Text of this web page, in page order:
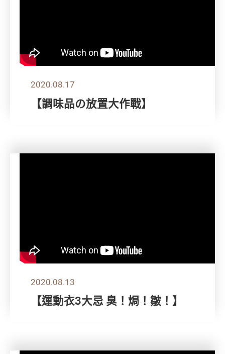
2020.08.17
【調味品の放置大作戰】
2020.08.13
【運動衣3大忌 臭！焗！皺！】